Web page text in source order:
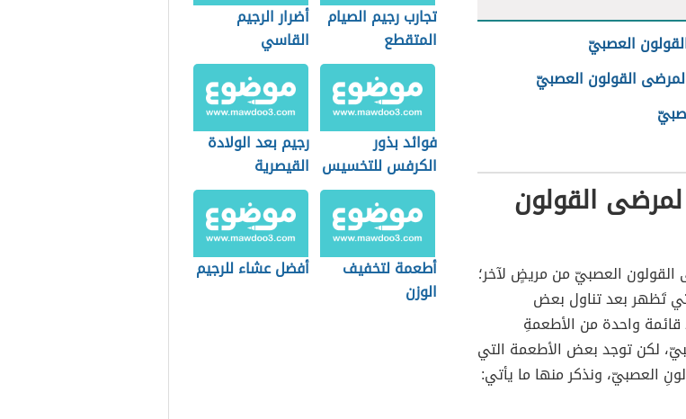
العصبيّ
القولون العصبيّ
القولون
القولون العصبيّ من مريضٍ لآخر؛
تَظهر بعد تناول بعض
قائمة واحدة من الأطعمةِ
لكن توجد بعض الأطعمة التي
العصبيّ، ونذكر منها ما يأتي:
تجارب رجيم الصيام
المتقطع
أضرار الرجيم
القاسي
فوائد بذور
الكرفس للتخسيس
رجيم بعد الولادة
القيصرية
أطعمة لتخفيف
الوزن
أفضل عشاء للرجيم